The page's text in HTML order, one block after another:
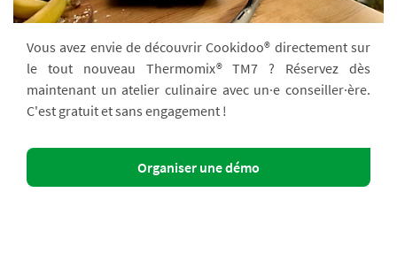
Vous avez envie de découvrir Cookidoo® directement sur
le tout nouveau Thermomix® TM7 ? Réservez dès
maintenant un atelier culinaire avec un·e conseiller·ère.
C'est gratuit et sans engagement !
Organiser une démo